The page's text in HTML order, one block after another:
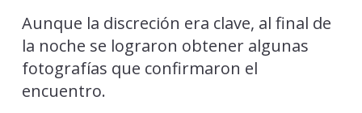
Aunque la discreción era clave, al final de
la noche se lograron obtener algunas
fotografías que confirmaron el
encuentro.